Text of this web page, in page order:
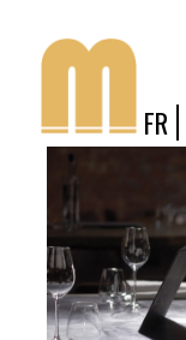
Jump to navigation
FR